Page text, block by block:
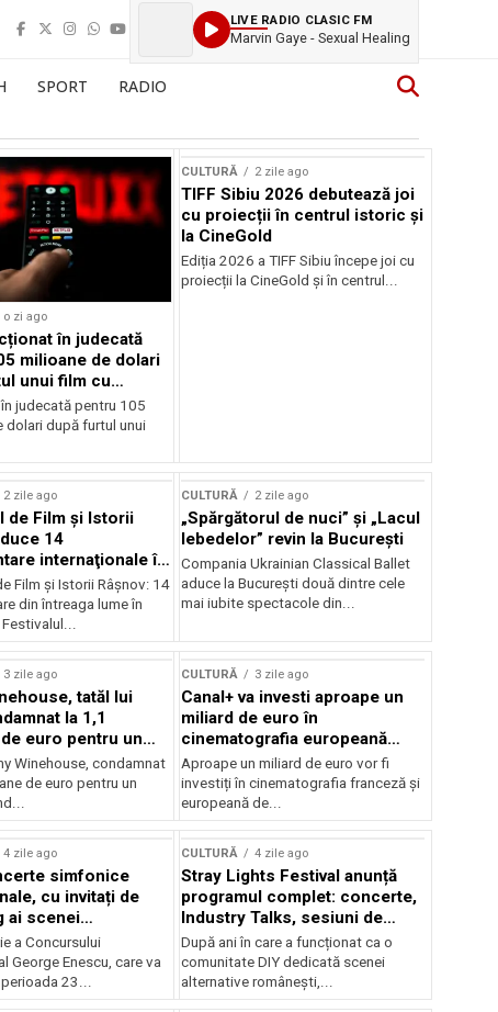
LIVE RADIO CLASIC FM
Marvin Gaye - Sexual Healing
SPORT RADIO
o zi ago
în judecată
milioane de dolari
unui film cu
judecată pentru 105
dolari după furtul unui
CULTURĂ 2 zile ago
TIFF Sibiu 2026 debutează joi
cu proiecții în centrul istoric și
la CineGold
Ediția 2026 a TIFF Sibiu începe joi cu
proiecții la CineGold și în centrul...
2 zile ago
de Film şi Istorii
14
internaţionale în
Film şi Istorii Râşnov: 14
din întreaga lume în
CULTURĂ 2 zile ago
„Spărgătorul de nuci” și „Lacul
lebedelor” revin la București
Compania Ukrainian Classical Ballet
aduce la București două dintre cele
mai iubite spectacole din...
3 zile ago
tatăl lui
la 1,1
euro pentru un
Winehouse, condamnat
de euro pentru un
CULTURĂ 3 zile ago
Canal+ va investi aproape un
miliard de euro în
cinematografia europeană
până în 2032
Aproape un miliard de euro vor fi
investiți în cinematografia franceză și
europeană de...
4 zile ago
simfonice
cu invitați de
ai scenei
și ansambluri
românești de
programul
Enescu 2026
a Concursului
George Enescu, care va
23...
CULTURĂ 4 zile ago
Stray Lights Festival anunță
programul complet: concerte,
Industry Talks, sesiuni de
audiție și noi opțiuni de
participare pentru public
După ani în care a funcționat ca o
comunitate DIY dedicată scenei
alternative românești,...